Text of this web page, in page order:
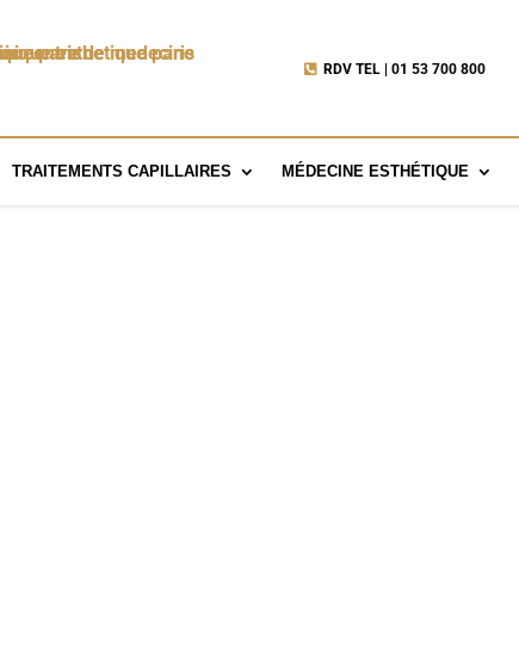
RDV TEL | 01 53 700 800
TRAITEMENTS CAPILLAIRES MÉDECINE ESTHÉTIQUE